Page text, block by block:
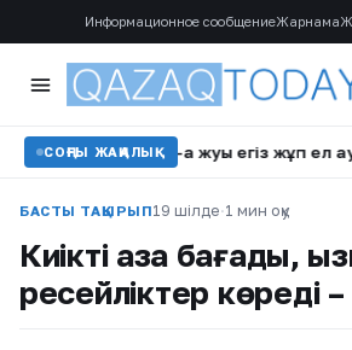
Информационное сообщениеЖарнама
СОҢҒЫ ЖАҢАЛЫҚ
40-қа жуық егіз жұп ел қауіпсіздігін
БАСТЫ ТАҚЫРЫП19 шілде·1 мин оқу
Киікті қазақ бағады,
ресейліктер көреді